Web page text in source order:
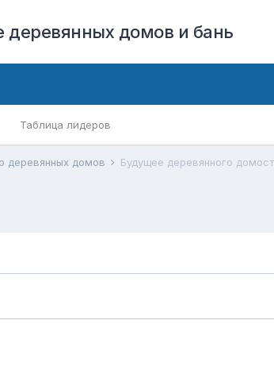
деревянных домов и бань
Таблица лидеров
деревянных домов Будущее деревянного